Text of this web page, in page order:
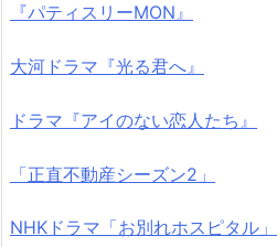
『パティスリーMON』
大河ドラマ『光る君へ』
ドラマ『アイのない恋人たち』
「正直不動産シーズン2」
NHKドラマ「お別れホスピタル」